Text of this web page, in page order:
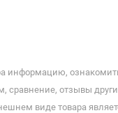
отзывы
виде товара